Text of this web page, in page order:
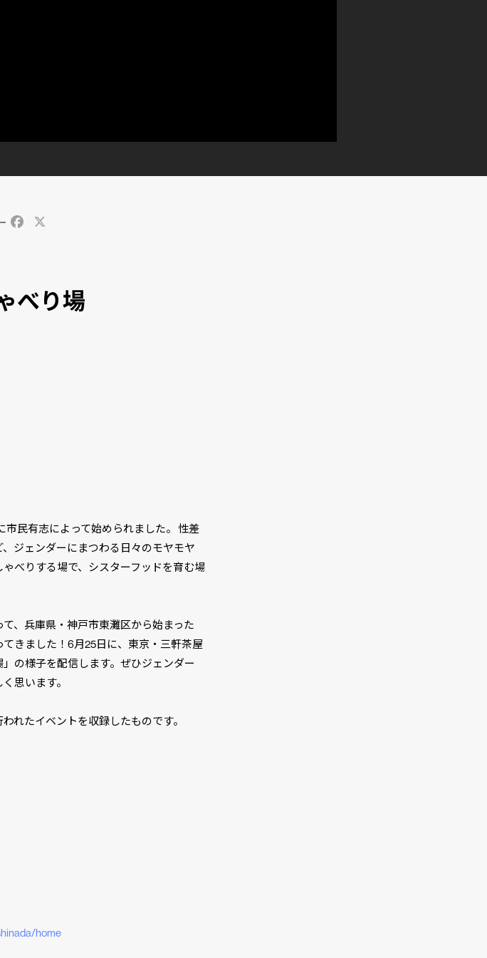
Facebook
べり場
市民有志によって始められました。 性差
ジェンダーにまつわる日々のモヤモヤ
べりする場で、シスターフッドを育む場
、兵庫県・神戸市東灘区から始まった
てきました！6月25日に、東京・三軒茶屋
の様子を配信します。ぜひジェンダー
思います。
れたイベントを収録したものです。
home